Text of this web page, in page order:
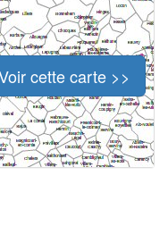
cette carte >>